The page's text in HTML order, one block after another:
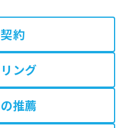
約
ング
推薦